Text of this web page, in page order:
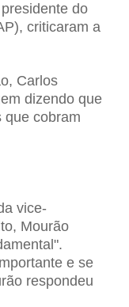
do
criticaram a
Carlos
dizendo que
que cobram
vice-
Mourão
e se
respondeu